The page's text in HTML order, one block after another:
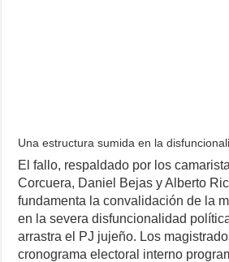
Una estructura sumida en la
El fallo, respaldado por los
Corcuera, Daniel Bejas y Alberto
fundamenta la convalidación de la
en la severa disfuncionalidad
arrastra el PJ jujeño. Los
cronograma electoral interno